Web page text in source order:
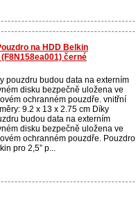
na HDD Belkin
černé
pouzdru budou data na externím
disku bezpečně uložena ve
ochranném pouzdře. vnitřní
9.2 x 13 x 2.75 cm Díky
budou data na externím
disku bezpečně uložena ve
ochranném pouzdře. Pouzdro
pro 2,5” p...